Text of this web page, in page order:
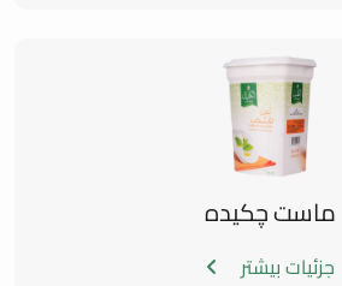
ماست چکیده
جزئیات بیشتر